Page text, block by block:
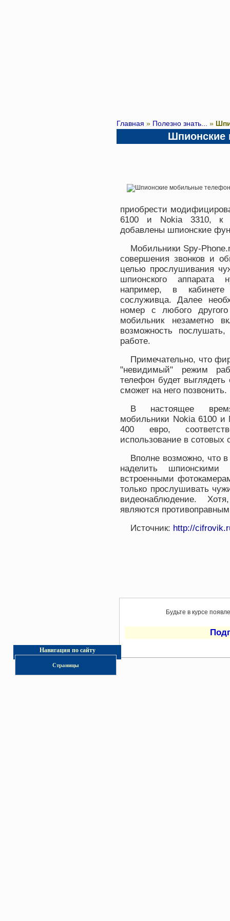
Главная » Полезно знать... »
приобрести
6100 и Nokia 3310, к
добавлены шпионские
Мобильники Spy-
совершения звонков и
целью прослушивания
шпионского аппарата
например, в
сослуживца. Далее
номер с любого
мобильник незаметно
возможность
работе.
Примечательно, что
"невидимый" режим
телефон будет
сможет на него позвонить.
В настоящее
мобильники Nokia 6100
400 евро,
использование в сотовых
Вполне возможно, что
наделить
встроенными
только прослушивать
видеонаблюдение.
являются
Источник: http://
Будьте в курсе
Навигация по сайту
Страницы